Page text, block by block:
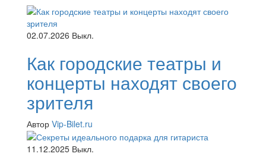
02.07.2026 Выкл.
Как городские театры и
концерты находят своего
зрителя
Автор Vip-Bilet.ru
11.12.2025 Выкл.